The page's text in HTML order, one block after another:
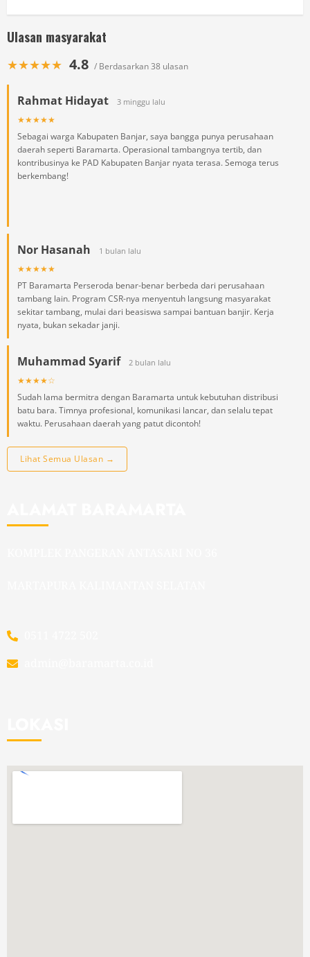
Ulasan masyarakat
★★★★★ 4.8 / Berdasarkan 38 ulasan
Rahmat Hidayat 3 minggu lalu
★★★★★
Sebagai warga Kabupaten Banjar, saya bangga punya perusahaan
daerah seperti Baramarta. Operasional tambangnya tertib, dan
kontribusinya ke PAD Kabupaten Banjar nyata terasa. Semoga terus
berkembang!
Nor Hasanah 1 bulan lalu
★★★★★
PT Baramarta Perseroda benar-benar berbeda dari perusahaan
tambang lain. Program CSR-nya menyentuh langsung masyarakat
sekitar tambang, mulai dari beasiswa sampai bantuan banjir. Kerja
nyata, bukan sekadar janji.
Muhammad Syarif 2 bulan lalu
★★★★☆
Sudah lama bermitra dengan Baramarta untuk kebutuhan distribusi
batu bara. Timnya profesional, komunikasi lancar, dan selalu tepat
waktu. Perusahaan daerah yang patut dicontoh!
Lihat Semua Ulasan →